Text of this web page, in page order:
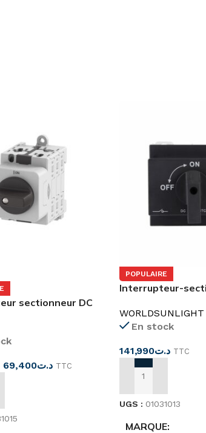
sectionneur DC
د.ت69,400 TTC
AU PANIER
POPULAIRE
Interrupteur-
WORLDSUNLIGHT
En stock
د.ت141,990 TTC
AJOUTER AU PANIER
UGS : 01031013
MARQUE